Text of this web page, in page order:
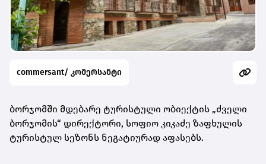
commersant/ კომერსანტი
ბორჯომში მდებარე ტურისტული ობიექტის „ძველი
ბორჯომის“ დირექტორი, სოფიო კიკაძე ზაფხულის
ტურისტულ სეზონს ნეგატიურად აფასებს.